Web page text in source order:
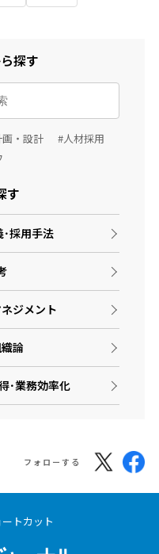
探す
・設計
#人材採用
す
･採用手法
ジメント
論
･業務効率化
フォローする
トカット